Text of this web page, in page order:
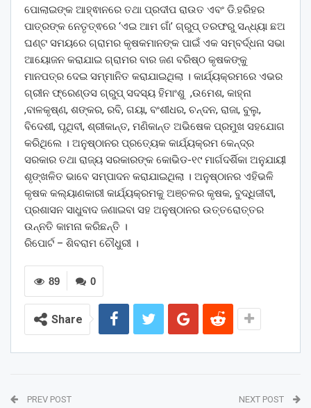
ପୋଲାଇଙ୍କ ଆହ୍ଵାନରେ ତଥା ପ୍ରଦୀପ ରାଉତ ଏବଂ ଡି.ହରିହର
ପାତ୍ରଙ୍କ ନେତୃତ୍ଵରେ ‘ଏଇ ଆମ ଗାଁ’ ଗ୍ରୁପ୍ ତରଫରୁ ସନ୍ଧ୍ୟା ଛଅ
ଘଣ୍ଟ ସମୟରେ ଗ୍ରାମର କୃଷକମାନଙ୍କ ପାଇଁ ଏକ ସମ୍ବର୍ଦ୍ଧନା ସଭା
ଆୟୋଜନ କରାଯାଇ ଗ୍ରାମର ବାର ଜଣ ବରିଷ୍ଠ କୃଷକଙ୍କୁ
ମାନପତ୍ର ଦେଇ ସମ୍ମାନିତ କରାଯାଇଥିଲା । କାର୍ଯ୍ୟକ୍ରମରେ ଏଭର
ଗ୍ରୀନ ଫ୍ରେଣ୍ଡସ ଗ୍ରୁପ୍ ସଦସ୍ୟ ହିମାଂଶୁ ,ଉମେଶ, କାହ୍ନା
,ବାଳକୃଷ୍ଣ, ଶଙ୍କର, ରବି, ଗୟା, ବଂଶୀଧର, ଚନ୍ଦନ, ରାଜା, ବୁଲୁ,
ବିଦେଶୀ, ପୃଥିବୀ, ଶ୍ରୀକାନ୍ତ, ମଣିକାନ୍ତ ଅଭିଷେକ ପ୍ରମୁଖ ସହଯୋଗ
କରିଥିଲେ । ଅନୁଷ୍ଠାନର ପ୍ରତ୍ୟେକ କାର୍ଯ୍ୟକ୍ରମ କେନ୍ଦ୍ର
ସରକାର ତଥା ରାଜ୍ୟ ସରକାରଙ୍କ କୋଭିଡ-୧୯ ମାର୍ଗଦର୍ଶିକା ଅନୁଯାୟୀ
ଶୃଙ୍ଖଳିତ ଭାବେ ସମ୍ପାଦନ କରାଯାଇଥିଲା । ଅନୁଷ୍ଠାନର ଏହିଭଳି
କୃଷକ କଲ୍ୟାଣକାରୀ କାର୍ଯ୍ୟକ୍ରମକୁ ଅଞ୍ଚଳର କୃଷକ, ବୁଦ୍ଧିଜୀବୀ,
ପ୍ରଶାସନ ସାଧୁବାଦ ଜଣାଇବା ସହ ଅନୁଷ୍ଠାନର ଉତ୍ତରୋତ୍ତର
ଉନ୍ନତି କାମନା କରିଛନ୍ତି ।
ରିପୋର୍ଟ – ଶିବରାମ ଚୌଧୁରୀ ।
0
89
Share
PREV POST NEXT POST